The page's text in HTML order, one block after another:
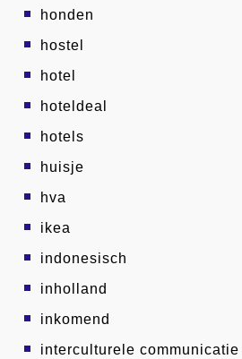
honden
hostel
hotel
hoteldeal
hotels
huisje
hva
ikea
indonesisch
inholland
inkomend
interculturele communicatie